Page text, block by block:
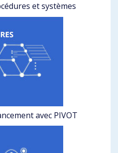
et systèmes
avec PIVOT